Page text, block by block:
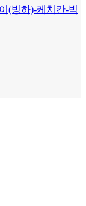
(빙하)-케치칸-빅